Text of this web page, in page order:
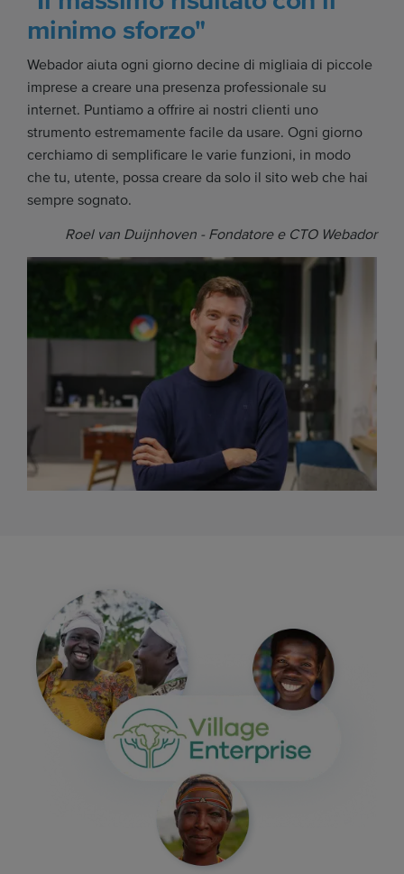
minimo sforzo"
Webador aiuta ogni giorno decine di migliaia di piccole
imprese a creare una presenza professionale su
internet. Puntiamo a offrire ai nostri clienti uno
strumento estremamente facile da usare. Ogni giorno
cerchiamo di semplificare le varie funzioni, in modo
che tu, utente, possa creare da solo il sito web che hai
sempre sognato.
Roel van Duijnhoven - Fondatore e CTO Webador